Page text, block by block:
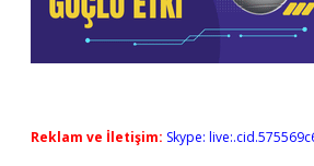
Reklam ve İletişim: Skype: